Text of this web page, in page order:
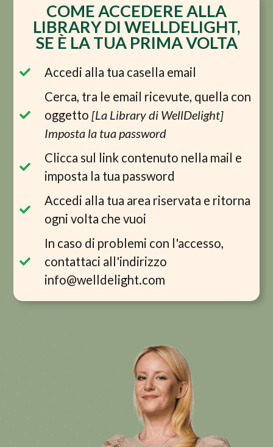
COME ACCEDERE ALLA
LIBRARY DI WELLDELIGHT,
SE È LA TUA PRIMA VOLTA
Accedi alla tua casella email
Cerca, tra le email ricevute, quella con
oggetto [La Library di WellDelight]
Imposta la tua password
Clicca sul link contenuto nella mail e
imposta la tua password
Accedi alla tua area riservata e ritorna
ogni volta che vuoi
In caso di problemi con l'accesso,
contattaci all'indirizzo
info@welldelight.com